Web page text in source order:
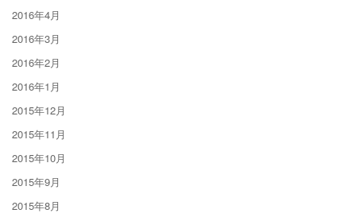
2016年4月
2016年3月
2016年2月
2016年1月
2015年12月
2015年11月
2015年10月
2015年9月
2015年8月